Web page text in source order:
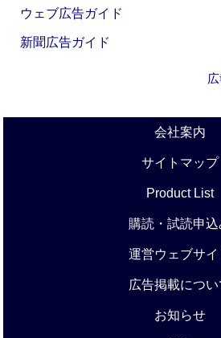
ウェブ広告ガイド
新聞広告ガイド
会社案内
サイトマップ
Product List
購読・試読申込
運営ウェブサイ
広告掲載につい
お知らせ